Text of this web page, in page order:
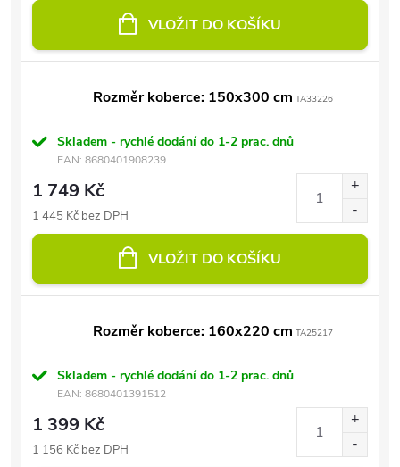
VLOŽIT DO KOŠÍKU
Rozměr koberce: 150x300 cm TA33226
Skladem - rychlé dodání do 1-2 prac. dnů
EAN: 8680401908239
1 749 Kč
1 445 Kč bez DPH
VLOŽIT DO KOŠÍKU
Rozměr koberce: 160x220 cm TA25217
Skladem - rychlé dodání do 1-2 prac. dnů
EAN: 8680401391512
1 399 Kč
1 156 Kč bez DPH